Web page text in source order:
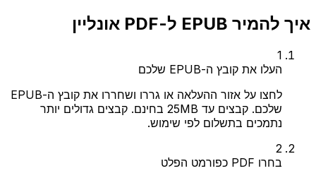
איך להמיר EPUB ל-PDF אונליין
1
העלו את קובץ ה-EPUB שלכם
לחצו על אזור ההעלאה או גררו ושחררו את קובץ ה-EPUB
שלכם. קבצים עד 25MB בחינם. קבצים גדולים יותר
נתמכים בתשלום לפי שימוש.
2
בחרו PDF כפורמט הפלט